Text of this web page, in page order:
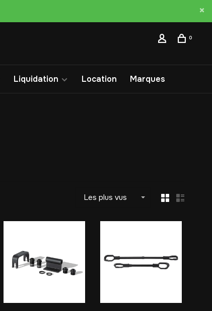
0
Liquidation Location Marques
Les plus vus